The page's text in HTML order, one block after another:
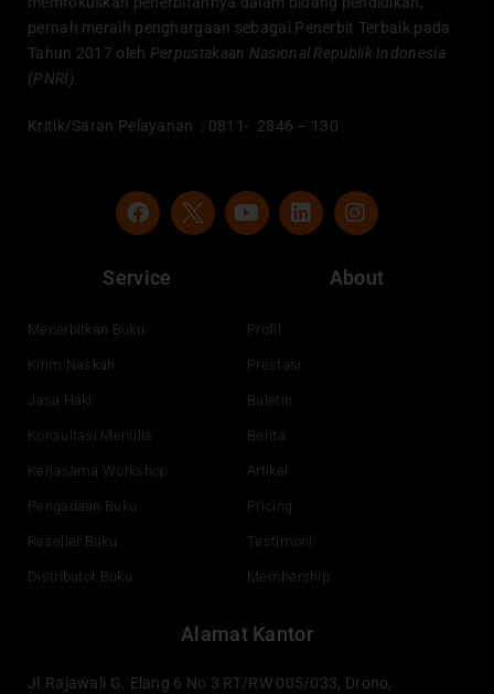
pernah meraih penghargaan sebagai Penerbit Terbaik pada
Tahun 2017 oleh Perpustakaan Nasional Republik Indonesia
(PNRI).
Kritik/Saran Pelayanan : 0811- 2846 – 130
F
a
e
b
o
Y
o
e
L
i
n
I
n
t
a
Service
Menerbitkan Buku
Kirim Naskah
Jasa Haki
Konsultasi Menulis
Kerjasama Workshop
Pengadaan Buku
Reseller Buku
Distributor Buku
About
Profil
Prestasi
Buletin
Berita
Artikel
Pricing
Testimoni
Membership
Alamat Kantor
Jl.Rajawali G. Elang 6 No 3 RT/RW 005/033, Drono,